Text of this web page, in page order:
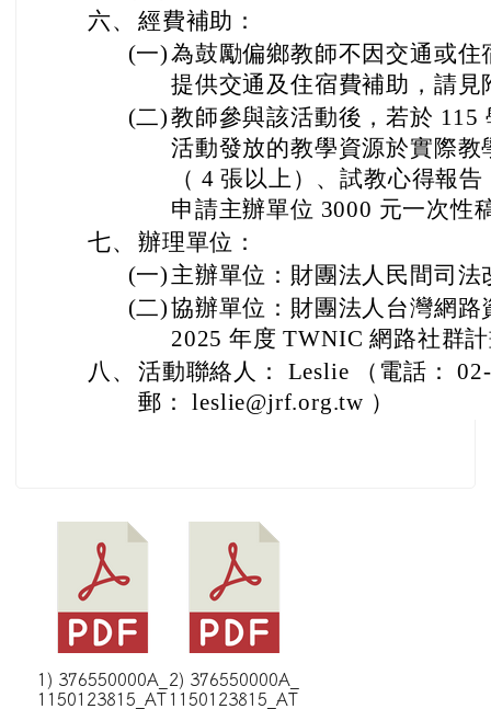
六、 經費補助：
(一)為鼓勵偏鄉教師不因交通或
提供交通及住宿費補助，請見
(二)教師參與該活動後，若於 115
活動發放的教學資源於實際
（ 4 張以上）、試教心得報
申請主辦單位 3000 元一次性
七、 辦理單位：
(一) 主辦單位：財團法人民間司法
(二)協辦單位：財團法人台灣網
2025 年度 TWNIC 網路社群
八、 活動聯絡人： Leslie （電話：
郵： leslie@jrf.org.tw ）
1) 376550000A_
1150123815_AT
2) 376550000A_
1150123815_AT